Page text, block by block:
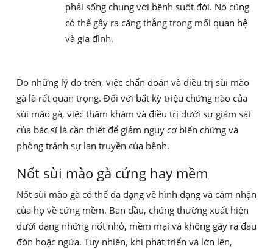
phải sống chung với bệnh suốt đời. Nó cũng
có thể gây ra căng thẳng trong mối quan hệ
và gia đình.
Do những lý do trên, việc chẩn đoán và điều trị sùi mào
gà là rất quan trọng. Đối với bất kỳ triệu chứng nào của
sùi mào gà, việc thăm khám và điều trị dưới sự giám sát
của bác sĩ là cần thiết để giảm nguy cơ biến chứng và
phòng tránh sự lan truyền của bệnh.
Nốt sùi mào gà cứng hay mềm
Nốt sùi mào gà có thể đa dạng về hình dạng và cảm nhận
của họ về cứng mềm. Ban đầu, chúng thường xuất hiện
dưới dạng những nốt nhỏ, mềm mại và không gây ra đau
đớn hoặc ngứa. Tuy nhiên, khi phát triển và lớn lên,